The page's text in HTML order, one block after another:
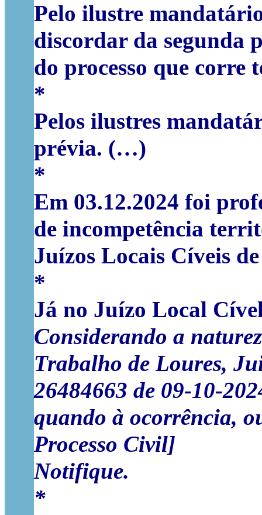
Pelo ilustre
discordar da segunda
do processo que corre
*
Pelos ilustres
prévia. (…)
*
Em 03.12.2024 foi
de incompetência
Juízos Locais Cíveis
*
Já no Juízo Local
Considerando a
Trabalho de Loures,
26484663 de 09-10-
quando à ocorrência,
Processo Civil]
Notifique.
*